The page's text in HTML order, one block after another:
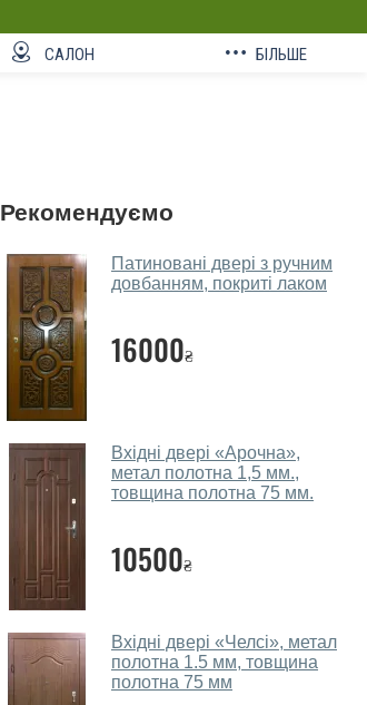
САЛОН БІЛЬШЕ
Рекомендуємо
Патиновані двері з ручним
довбанням, покриті лаком
16000₴
Вхідні двері «Арочна»,
метал полотна 1,5 мм.,
товщина полотна 75 мм.
10500₴
Вхідні двері «Челсі», метал
полотна 1.5 мм, товщина
полотна 75 мм